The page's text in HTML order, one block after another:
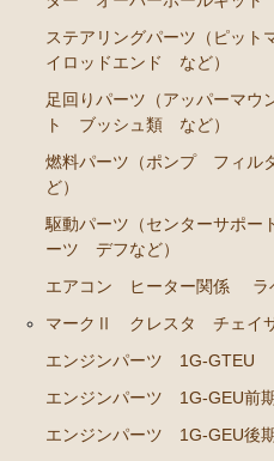
エンジンパーツ 1G-FE
ブレーキパーツ（マスタ
ト ホース など）
クラッチパーツ（マスタ
ーズシリンダー オーバ
足回りパーツ（アッパー
ルジョイント ブッシュ
ーゲージなど）
駆動パーツ（センターサ
シャフトブーツ など）
エアコン ヒーター関係
マークⅡ クレスタ チェイ
ステアリングパーツ（ピッ
イロッドエンド など）
足回りパーツ（アッパーマ
ト ブッシュ類 など）
燃料パーツ（ポンプ フィル
ど）
駆動パーツ（センターサポー
ーツ デフなど）
エアコン ヒーター関係
ラ
マークⅡ クレスタ チェイ
エンジンパーツ 1G-GTEU
エンジンパーツ 1G-GEU前
エンジンパーツ 1G-GEU後